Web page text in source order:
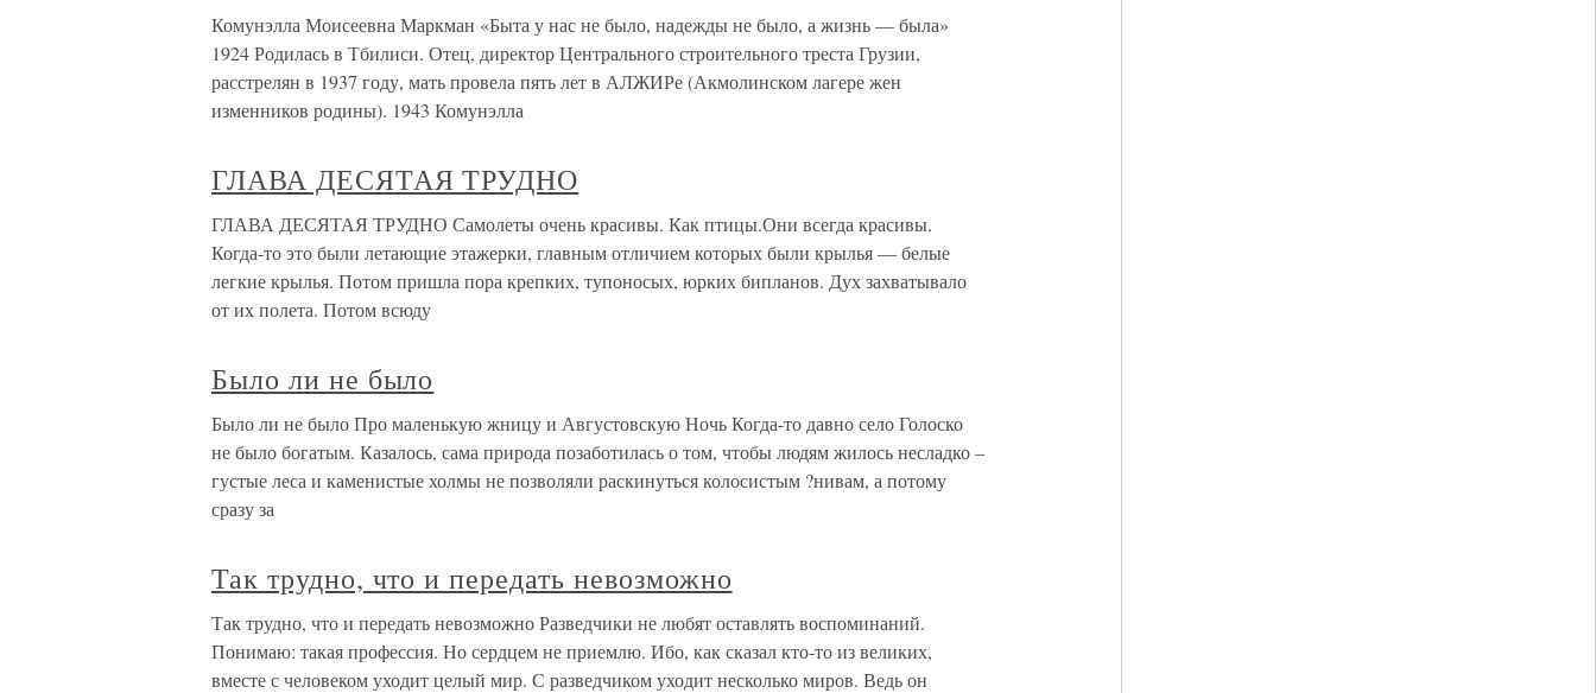
Комунэлла Моисеевна Маркман «Быта у нас не было, надежды не было, а жизнь — была»
1924 Родилась в Тбилиси. Отец, директор Центрального строительного треста Грузии,
расстрелян в 1937 году, мать провела пять лет в АЛЖИРе (Акмолинском лагере жен
изменников родины). 1943 Комунэлла
ГЛАВА ДЕСЯТАЯ ТРУДНО
ГЛАВА ДЕСЯТАЯ ТРУДНО Самолеты очень красивы. Как птицы.Они всегда красивы.
Когда-то это были летающие этажерки, главным отличием которых были крылья — белые
легкие крылья. Потом пришла пора крепких, тупоносых, юрких бипланов. Дух захватывало
от их полета. Потом всюду
Было ли не было
Было ли не было Про маленькую жницу и Августовскую Ночь Когда-то давно село Голоско
не было богатым. Казалось, сама природа позаботилась о том, чтобы людям жилось несладко –
густые леса и каменистые холмы не позволяли раскинуться колосистым ?нивам, а потому
сразу за
Так трудно, что и передать невозможно
Так трудно, что и передать невозможно Разведчики не любят оставлять воспоминаний.
Понимаю: такая профессия. Но сердцем не приемлю. Ибо, как сказал кто-то из великих,
вместе с человеком уходит целый мир. С разведчиком уходит несколько миров. Ведь он